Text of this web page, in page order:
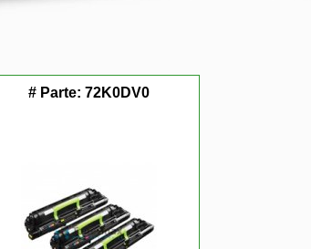
# Parte: 72K0DV0